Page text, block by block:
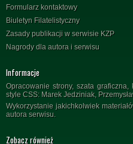
Formularz kontaktowy
Biuletyn Filatelistyczny
Zasady publikacji w serwisie KZP
Nagrody dla autora i serwisu
Informacje
Opracowanie strony, szata
style CSS: Marek Jedziniak,
Wykorzystanie jakichkolwiek
autora serwisu.
Zobacz również